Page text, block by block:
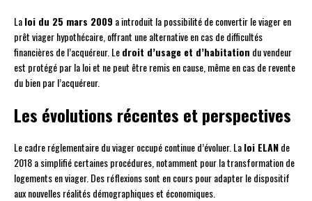
Laloi du 25 mars 2009 a introduit la possibilité de convertir le viager en
prêt viager hypothécaire, offrant une alternative en cas de difficultés
financières de l’acquéreur. Ledroit d’usage et d’habitation du vendeur
est protégé par la loi et ne peut être remis en cause, même en cas de revente
du bien par l’acquéreur.
Les évolutions récentes et perspectives
Le cadre réglementaire du viager occupé continue d’évoluer. Laloi ELANde
2018 a simplifié certaines procédures, notamment pour la transformation de
logements en viager. Des réflexions sont en cours pour adapter le dispositif
aux nouvelles réalités démographiques et économiques.